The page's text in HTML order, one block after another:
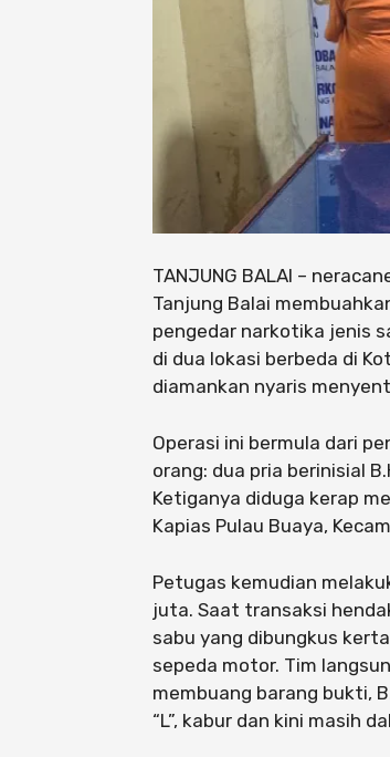
TANJUNG BALAI –
Tanjung Balai
pengedar narkotika jenis
di dua lokasi berbeda di
diamankan nyaris
Operasi ini bermula dari
orang: dua pria berinisial
Ketiganya diduga kerap
Kapias Pulau Buaya,
Petugas kemudian
juta. Saat transaksi
sabu yang dibungkus
sepeda motor. Tim
membuang barang bukti,
“L”, kabur dan kini masih